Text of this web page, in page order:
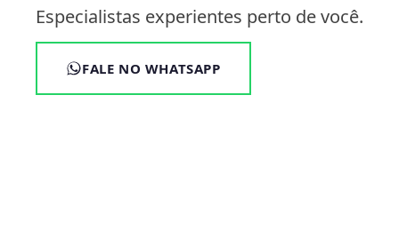
Especialistas experientes perto de você.
FALE NO WHATSAPP